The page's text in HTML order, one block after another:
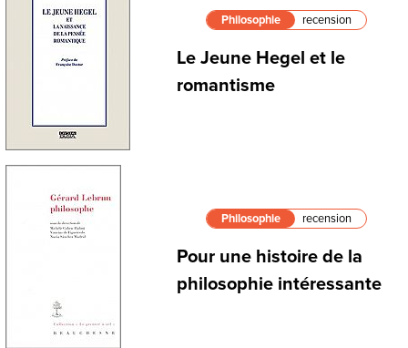
Philosophie recension
Le Jeune Hegel et le
romantisme
Philosophie recension
Pour une histoire de la
philosophie intéressante